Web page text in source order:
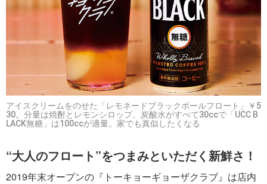
アイスクリームをのせた「レモネードブラックボールフロート」￥5
30。分量は焼酎とレモンシロップ、炭酸水がすべて30ccで「UCC B
LACK無糖」は100ccが適量。家でも真似したくなる
“大人のフロート”をつまみといただく新鮮さ！
2019年末オープンの『トーキョーギョーザクラブ』は店内